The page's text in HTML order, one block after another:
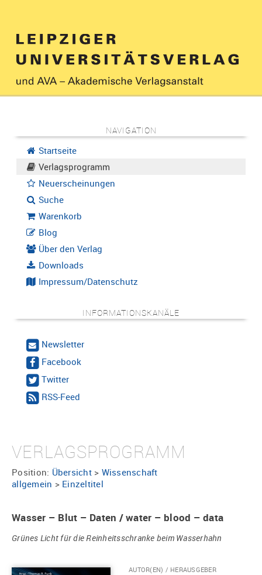
NAVIGATION
Startseite
Verlagsprogramm
Neuerscheinungen
Suche
Warenkorb
Blog
Über den Verlag
Downloads
Impressum/Datenschutz
INFORMATIONSKANÄLE
Newsletter
Facebook
Twitter
RSS-Feed
VERLAGSPROGRAMM
Position: Übersicht> Wissenschaft
allgemein > Einzeltitel
Wasser – Blut – Daten / water – blood – data
Grünes Licht für die Reinheitsschranke beim Wasserhahn
AUTOR(EN) / HERAUSGEBER